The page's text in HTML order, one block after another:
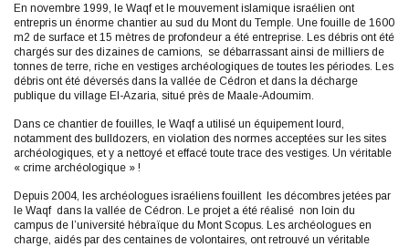
En novembre 1999, le Waqf et le mouvement islamique israélien ont
entrepris un énorme chantier au sud du Mont du Temple. Une fouille de 1600
m2 de surface et 15 mètres de profondeur a été entreprise. Les débris ont été
chargés sur des dizaines de camions, se débarrassant ainsi de milliers de
tonnes de terre, riche en vestiges archéologiques de toutes les périodes. Les
débris ont été déversés dans la vallée de Cédron et dans la décharge
publique du village El-Azaria, situé près de Maale-Adoumim.
Dans ce chantier de fouilles, le Waqf a utilisé un équipement lourd,
notamment des bulldozers, en violation des normes acceptées sur les sites
archéologiques, et y a nettoyé et effacé toute trace des vestiges. Un véritable
« crime archéologique » !
Depuis 2004, les archéologues israéliens fouillent les décombres jetées par
le Waqf dans la vallée de Cédron. Le projet a été réalisé non loin du
campus de l’université hébraïque du Mont Scopus. Les archéologues en
charge, aidés par des centaines de volontaires, ont retrouvé un véritable